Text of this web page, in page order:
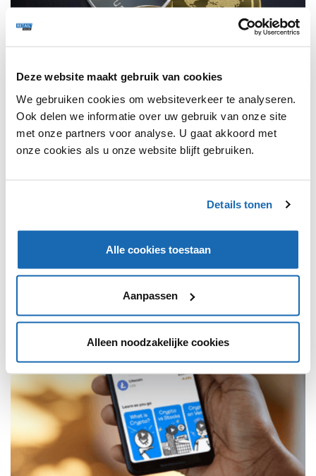
Deze website maakt gebruik van cookies
We gebruiken cookies om websiteverkeer te analyseren.
Ook delen we informatie over uw gebruik van onze site
met onze partners voor analyse. U gaat akkoord met
onze cookies als u onze website blijft gebruiken.
Details tonen
Alle cookies toestaan
Aanpassen
Alleen noodzakelijke cookies
RETAIL OUTLOOK 16 DECEMBER 2021 139
Het bedrijf Coinmerce heeft de eerste cryptowinkel van
in cryptovaluta begrijpelijk, veilig en toegankelijk maken.
365 TRENDS